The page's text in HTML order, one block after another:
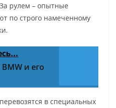
рулем – опытные
по строго намеченному
и его
в специальных